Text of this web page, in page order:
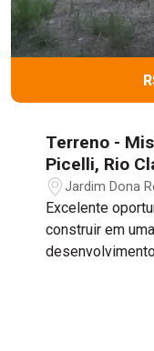
Terreno -
Picelli, Rio
Jardim Dona
Excelente
construir em
desenvolvimento. O terreno possui 160
oferecendo
Localizado no
imóvel está em